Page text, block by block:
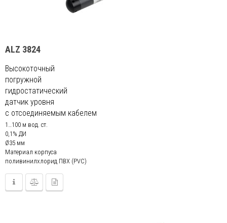
ALZ 3824
Высокоточный
погружной
гидростатический
датчик уровня
с отсоединяемым кабелем
1…100 м вод. ст.
0,1% ДИ
Ø35 мм
Материал корпуса
поливинилхлорид ПВХ (PVC)